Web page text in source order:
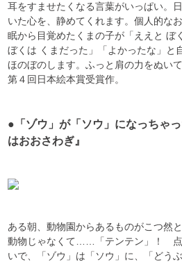
耳をすませたくなる言葉がいっぱい。
いた心を、静めてくれます。個人的な
眠から目覚めたくまの子が「ええと ぼ
ぼくは くまだった」「よかったな」と
ほのぼのします。ふっと肩の力をぬい
第４回日本絵本賞受賞作。
●「ゾウ」が「ソウ」になっちゃ
はおおさわぎ』
ある朝、動物園からあるものがこつ然
動物じゃなくて……「テンテン」！ 点
いで、「ゾウ」は「ソウ」に、「どう